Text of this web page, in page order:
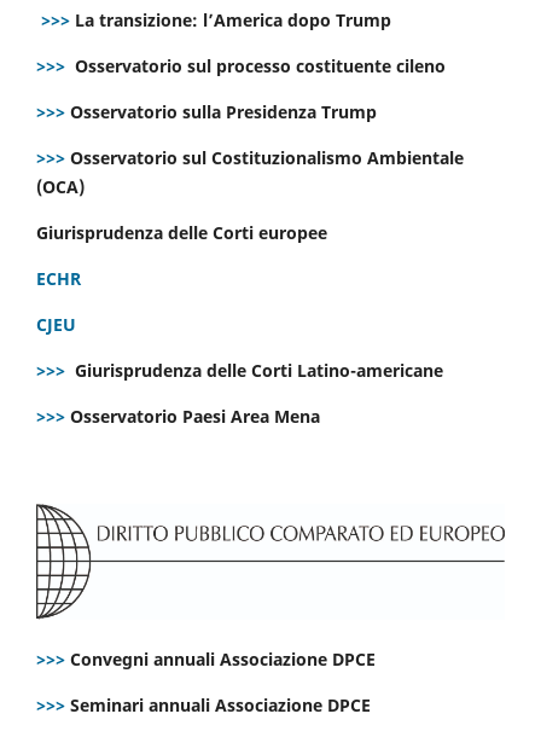
>>> La transizione: l’America dopo Trump
>>> Osservatorio sul processo costituente cileno
>>> Osservatorio sulla Presidenza Trump
>>> Osservatorio sul Costituzionalismo Ambientale
(OCA)
Giurisprudenza delle Corti europee
ECHR
CJEU
>>> Giurisprudenza delle Corti Latino-americane
>>> Osservatorio Paesi Area Mena
>>> Convegni annuali Associazione DPCE
>>> Seminari annuali Associazione DPCE